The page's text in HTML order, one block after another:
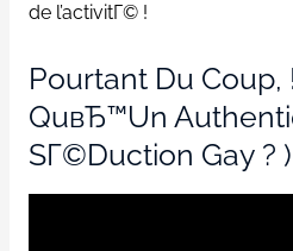
de l’activitГ© !
Pourtant Du
QuвЂ™un
SГ©duction Gay ? )